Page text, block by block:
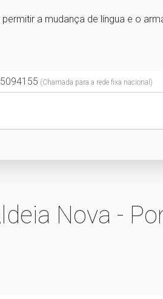
a mudança de língua e o
(Chamada para a rede fixa nacional)
Nova -